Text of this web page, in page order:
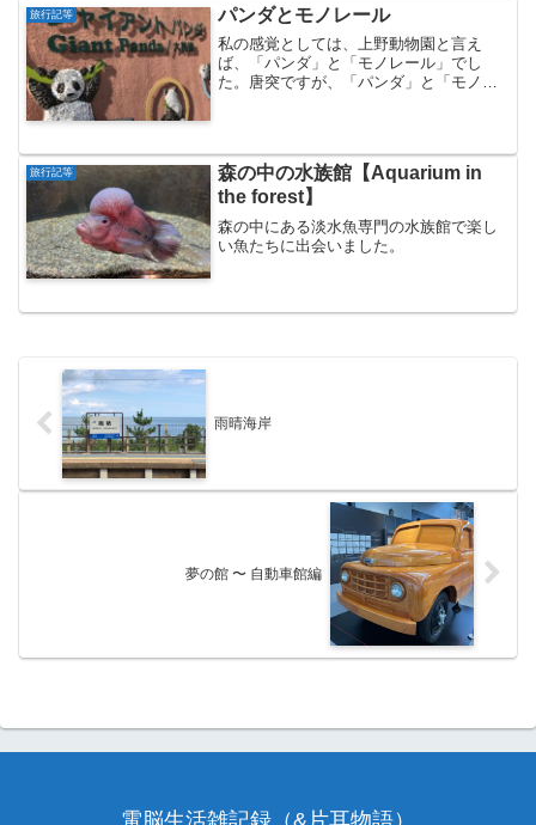
旅行記等 パンダとモノレール
私の感覚としては、上野動物園と言え
ば、「パンダ」と「モノレール」でし
た。唐突ですが、「パンダ」と「モノレ
旅行記等
森の中の水族館【Aquarium in
the forest】
森の中にある淡水魚専門の水族館で楽し
い魚たちに出会いました。
雨晴海岸
夢の館 〜 自動車館編
電脳生活雑記録（&片耳物語）